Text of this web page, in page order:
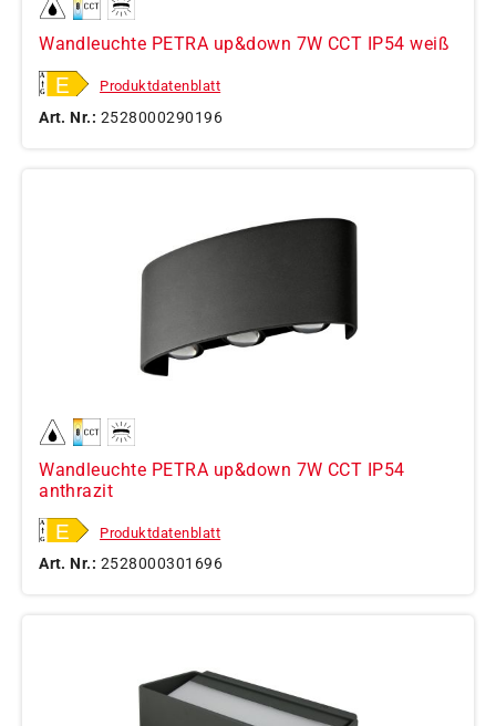
Wandleuchte PETRA up&down 7W CCT IP54 weiß
Produktdatenblatt
Art. Nr.: 2528000290196
Wandleuchte PETRA up&down 7W CCT IP54
anthrazit
Produktdatenblatt
Art. Nr.: 2528000301696